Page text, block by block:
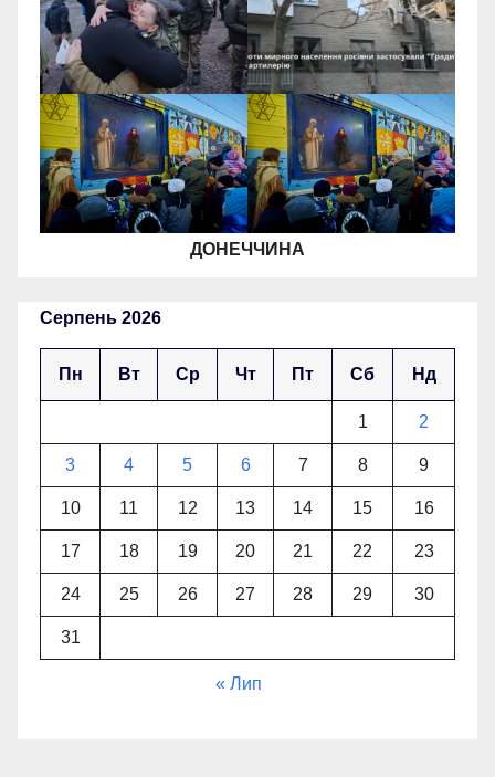
ДОНЕЧЧИНА
Серпень 2026
Пн Вт Ср Чт Пт Сб Нд
1 2
3 4 5 6 7 8 9
10 11 12 13 14 15 16
17 18 19 20 21 22 23
24 25 26 27 28 29 30
31
« Лип